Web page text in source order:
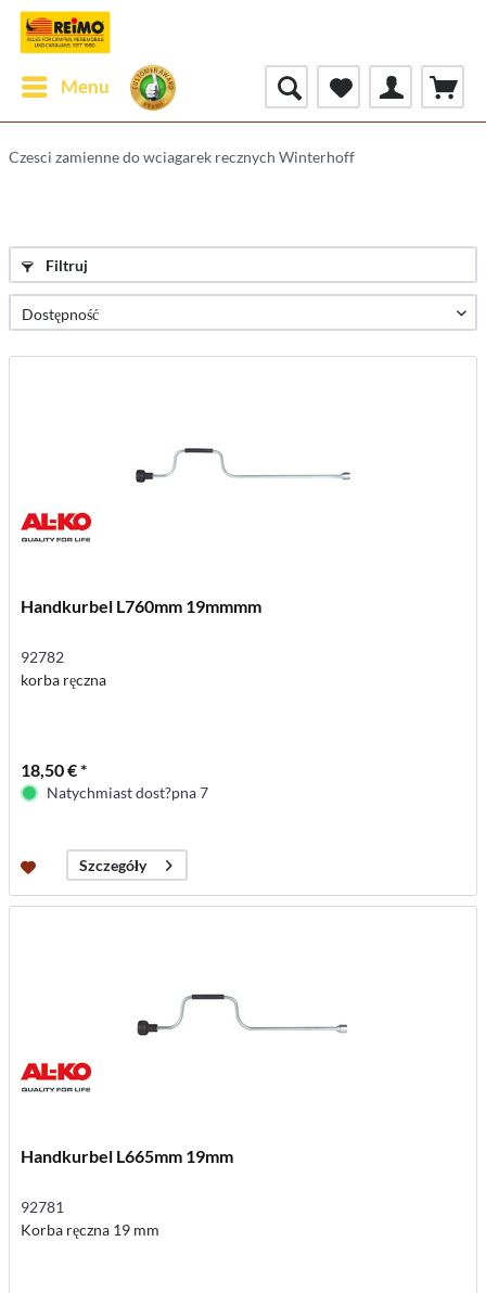
Menu
Czesci zamienne do wciagarek recznych Winterhoff
Filtruj
Handkurbel L760mm 19mmmm
92782
korba ręczna
18,50 € *
Natychmiast dost?pna 7
Szczegóły
Handkurbel L665mm 19mm
92781
Korba ręczna 19 mm